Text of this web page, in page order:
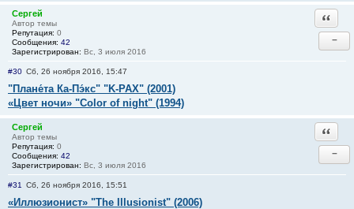
Сергей
Автор темы
Репутация: 0
Сообщения: 42
Зарегистрирован: Вс, 3 июля 2016
−
#30 Сб, 26 ноября 2016, 15:47
"Плане́та Ка-Пэ́кс" "K-PAX" (2001)
«Цвет ночи» "Color of night" (1994)
Сергей
Автор темы
Репутация: 0
Сообщения: 42
Зарегистрирован: Вс, 3 июля 2016
−
#31 Сб, 26 ноября 2016, 15:51
«Иллюзионист» "The Illusionist" (2006)